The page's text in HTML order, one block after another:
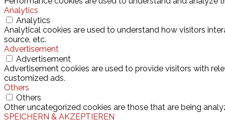
Analytics
Analytics
Analytical cookies are used to understand how visitors
source, etc.
Advertisement
Advertisement
Advertisement cookies are used to provide visitors with
customized ads.
Others
Others
Other uncategorized cookies are those that are being
SPEICHERN & AKZEPTIEREN